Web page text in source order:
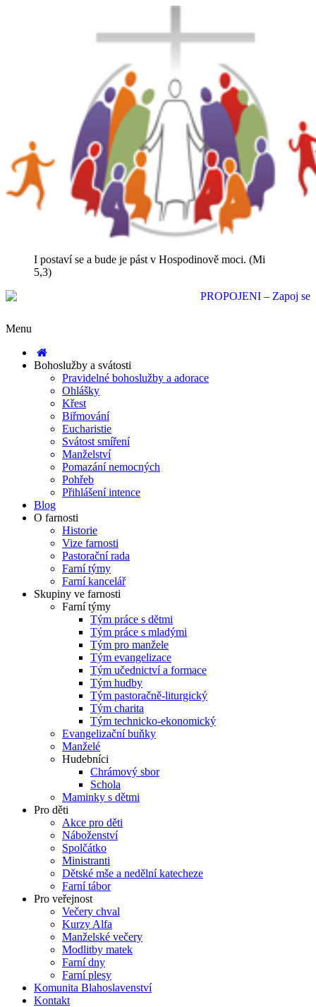
I postaví se a bude je pást v Hospodinově moci. (Mi
5,3)
Menu
Bohoslužby a svátosti
Pravidelné bohoslužby a adorace
Ohlášky
Křest
Biřmování
Eucharistie
Svátost smíření
Manželství
Pomazání nemocných
Pohřeb
Přihlášení intence
Blog
O farnosti
Historie
Vize farnosti
Pastorační rada
Farní týmy
Farní kancelář
Skupiny ve farnosti
Farní týmy
Tým práce s dětmi
Tým práce s mladými
Tým pro manžele
Tým evangelizace
Tým učednictví a formace
Tým hudby
Tým pastoračně-liturgický
Tým charita
Tým technicko-ekonomický
Evangelizační buňky
Manželé
Hudebníci
Chrámový sbor
Schola
Maminky s dětmi
Pro děti
Akce pro děti
Náboženství
Spolčátko
Ministranti
Dětské mše a nedělní katecheze
Farní tábor
Pro veřejnost
Večery chval
Kurzy Alfa
Manželské večery
Modlitby matek
Farní dny
Farní plesy
Komunita Blahoslavenství
Kontakt